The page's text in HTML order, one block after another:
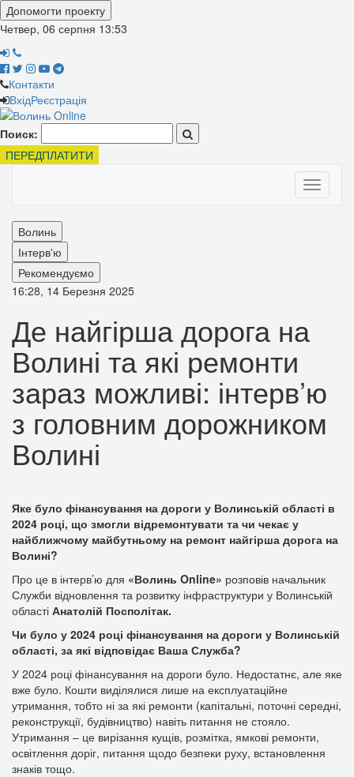
Допомогти проекту
Четвер, 06 серпня 13:53
Контакти
ВхідРеєстрація
Поиск:
ПЕРЕДПЛАТИТИ
Toggle
Волинь
Інтерв'ю
Рекомендуємо
16:28, 14 Березня 2025
Де найгірша дорога на
Волині та які ремонти
зараз можливі: інтерв’ю
з головним дорожником
Волині
Яке було фінансування на дороги у Волинській області в
2024 році, що змогли відремонтувати та чи чекає у
найближчому майбутньому на ремонт найгірша дорога на
Волині?
Про це в інтерв’ю для «Волинь Online» розповів начальник
Служби відновлення та розвитку інфраструктури у Волинській
області Анатолій Посполітак.
Чи було у 2024 році фінансування на дороги у Волинській
області, за які відповідає Ваша Служба?
У 2024 році фінансування на дороги було. Недостатнє, але яке
вже було. Кошти виділялися лише на експлуатаційне
утримання, тобто ні за які ремонти (капітальні, поточні середні,
реконструкції, будівництво) навіть питання не стояло.
Утримання – це вирізання кущів, розмітка, ямкові ремонти,
освітлення доріг, питання щодо безпеки руху, встановлення
знаків тощо.